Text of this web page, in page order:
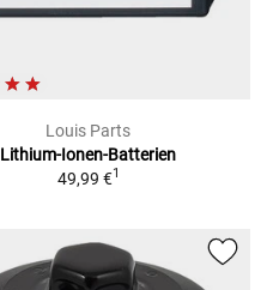
Louis Parts
Lithium-Ionen-Batterien
49,99 €1